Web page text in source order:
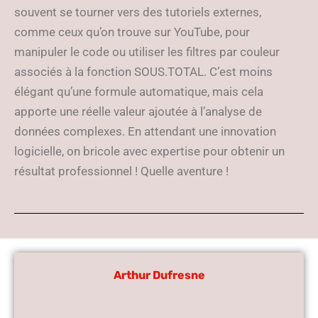
souvent se tourner vers des tutoriels externes,
comme ceux qu’on trouve sur YouTube, pour
manipuler le code ou utiliser les filtres par couleur
associés à la fonction SOUS.TOTAL. C’est moins
élégant qu’une formule automatique, mais cela
apporte une réelle valeur ajoutée à l’analyse de
données complexes. En attendant une innovation
logicielle, on bricole avec expertise pour obtenir un
résultat professionnel ! Quelle aventure !
Arthur Dufresne